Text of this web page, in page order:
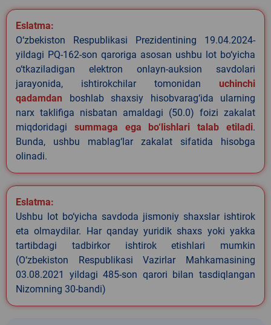
Eslatma:
O‘zbekiston Respublikasi Prezidentining 19.04.2024-
yildagi PQ-162-son qaroriga asosan ushbu lot bo‘yicha
o‘tkaziladigan elektron onlayn-auksion savdolari
jarayonida, ishtirokchilar tomonidan uchinchi
qadamdan boshlab shaxsiy hisobvarag‘ida ularning
narx taklifiga nisbatan amaldagi (50.0) foizi zakalat
miqdoridagi summaga ega bo‘lishlari talab etiladi.
Bunda, ushbu mablag‘lar zakalat sifatida hisobga
olinadi.
Eslatma:
Ushbu lot bo‘yicha savdoda jismoniy shaxslar ishtirok
eta olmaydilar. Har qanday yuridik shaxs yoki yakka
tartibdagi tadbirkor ishtirok etishlari mumkin
(O‘zbekiston Respublikasi Vazirlar Mahkamasining
03.08.2021 yildagi 485-son qarori bilan tasdiqlangan
Nizomning 30-bandi)